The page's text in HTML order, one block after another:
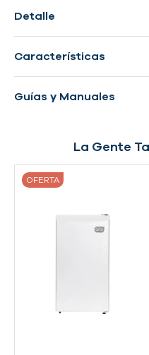
Detalle
Características
Guías y Manuales
La Gente
OFERTA